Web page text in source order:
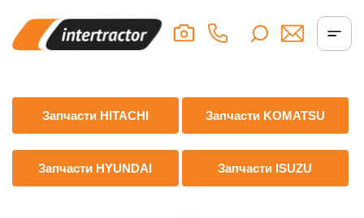
Запчасти HITACHI Запчасти KOMATSU
Запчасти HYUNDAI Запчасти ISUZU